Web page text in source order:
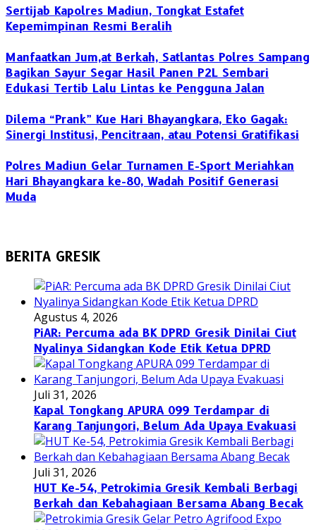
Sertijab Kapolres Madiun, Tongkat Estafet
Kepemimpinan Resmi Beralih
Manfaatkan Jum,at Berkah, Satlantas Polres Sampang
Bagikan Sayur Segar Hasil Panen P2L Sembari
Edukasi Tertib Lalu Lintas ke Pengguna Jalan
Dilema “Prank” Kue Hari Bhayangkara, Eko Gagak:
Sinergi Institusi, Pencitraan, atau Potensi Gratifikasi
Polres Madiun Gelar Turnamen E-Sport Meriahkan
Hari Bhayangkara ke-80, Wadah Positif Generasi
Muda
BERITA GRESIK
Agustus 4, 2026
PiAR: Percuma ada BK DPRD Gresik Dinilai Ciut
Nyalinya Sidangkan Kode Etik Ketua DPRD
Juli 31, 2026
Kapal Tongkang APURA 099 Terdampar di
Karang Tanjungori, Belum Ada Upaya Evakuasi
Juli 31, 2026
HUT Ke-54, Petrokimia Gresik Kembali Berbagi
Berkah dan Kebahagiaan Bersama Abang Becak